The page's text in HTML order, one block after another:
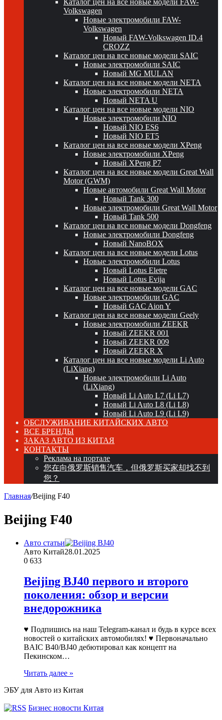
Каталог цен на все новые модели FAW-
Volkswagen
Новые электромобили FAW-
Volkswagen
Новый FAW-Volkswagen ID.4
CROZZ
Каталог цен на все новые модели SAIC
Новые электромобили SAIC
Новый MG MULAN
Каталог цен на все новые модели NETA
Новые электромобили NETA
Новый NETA U
Каталог цен на все новые модели NIO
Новые электромобили NIO
Новый NIO ES6
Новый NIO ET5
Каталог цен на все новые модели XPeng
Новые электромобили XPeng
Новый XPeng P7
Каталог цен на все новые модели Great Wall
Motor (GWM)
Новые автомобили Great Wall Motor
Новый Tank 300
Новые электромобили Great Wall Motor
Новый Tank 500
Каталог цен на все новые модели Dongfeng
Новые электромобили Dongfeng
Новый NanoBOX
Каталог цен на все новые модели Lotus
Новые электромобили Lotus
Новый Lotus Eletre
Новый Lotus Evija
Каталог цен на все новые модели GAC
Новые электромобили GAC
Новый GAC Aion Y
Каталог цен на все новые модели Geely
Новые электромобили ZEEKR
Новый ZEEKR 001
Новый ZEEKR 009
Новый ZEEKR X
Каталог цен на все новые модели Li Auto
(LiXiang)
Новые электромобили Li Auto
(LiXiang)
Новый Li Auto L7 (Li L7)
Новый Li Auto L8 (Li L8)
Новый Li Auto L9 (Li L9)
ОБСЛУЖИВАНИЕ КИТАЙСКИХ АВТО
ВСЕ БРЕНДЫ
ЗАКАЗ АВТО ИЗ КИТАЯ
КОНТАКТЫ
Реклама на портале
您在向俄罗斯销售汽车，但俄罗斯买家却找不到
您？
Главная/Beijing F40
Beijing F40
Авто статьи
Авто Китай28.01.2025
0 633
Beijing BJ40 первого и второго
поколения: обзор и версии
внедорожника
♥ Подпишись на наш Telegram-канал и будь в курсе всех
новостей о китайских автомобилях! ♥ Первоначально
BAIC B40/BJ40 дебютировал как концепт на
Пекинском…
Читать далее »
ЭБУ для Авто из Китая
Бизнес новости Китая